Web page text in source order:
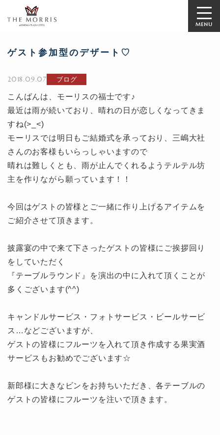
MENU
ゲスト参加型のデザート♡
2018.09.07 ブログ
こんばんは、モーリスの福士です♪
最近は雨が続いており、晴れの日が恋しくなってきま
すね(>_<)
モーリスでは明日もご結婚式を承っており、三嶋大社
さんのお客様もいらっしゃいますので
晴れは難しくとも、雨が止んでくれるようテルテル坊
主を作りながら願っています！！
今回はゲストの皆様とご一緒に作り上げるアイテムを
ご紹介させて頂きます。
披露宴の中で来て下さったゲストの皆様にご挨拶回り
をしていただく
『テーブルラウンド』を演出の中に入れて頂くことが
多くございます(^^)
キャンドルサービス・フォトサービス・ビールサービ
ス…などございますが、
ゲストの皆様にフルーツを入れて頂き作成する果実酒
サービスもお勧めでございます☆
新郎様に大きなビンをお持ちいただき、各テーブルの
ゲストの皆様にフルーツを注いで頂きます。